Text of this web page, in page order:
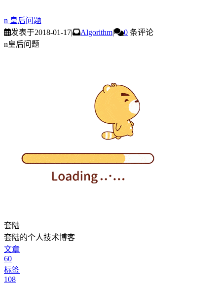
n 皇后问题
发表于2018-01-17| Algorithm| 0 条评论
n皇后问题
套陆
套陆的个人技术博客
文章
60
标签
108